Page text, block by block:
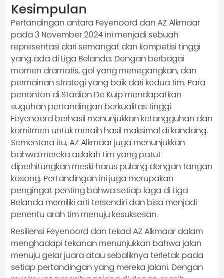
Kesimpulan
Pertandingan antara Feyenoord dan AZ Alkmaar
pada 3 November 2024 ini menjadi sebuah
representasi dari semangat dan kompetisi tinggi
yang ada di Liga Belanda. Dengan berbagai
momen dramatis, gol yang menegangkan, dan
permainan strategi yang baik dari kedua tim. Para
penonton di Stadion De Kuip mendapatkan
suguhan pertandingan berkualitas tinggi.
Feyenoord berhasil menunjukkan ketangguhan dan
komitmen untuk meraih hasil maksimal di kandang.
Sementara itu, AZ Alkmaar juga menunjukkan
bahwa mereka adalah tim yang patut
diperhitungkan meski harus pulang dengan tangan
kosong. Pertandingan ini juga merupakan
pengingat penting bahwa setiap laga di Liga
Belanda memiliki arti tersendiri dan bisa menjadi
penentu arah tim menuju kesuksesan.
Resiliensi Feyenoord dan tekad AZ Alkmaar dalam
menghadapi tekanan menunjukkan bahwa jalan
menuju gelar juara atau sebaliknya terletak pada
setiap pertandingan yang mereka jalani. Dengan